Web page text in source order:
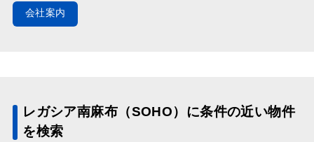
会社案内
レガシア南麻布（SOHO）に条件の近い物件
を検索